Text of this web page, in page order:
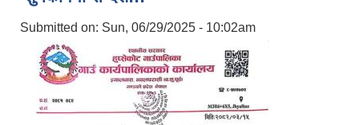
Submitted on: Sun, 06/29/2025 - 10:02am